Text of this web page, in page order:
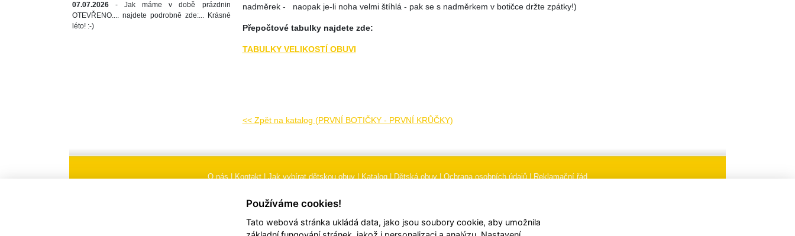
nadměrek - naopak je-li noha velmi štíhlá - pak se s nadměrkem v botičce držte zpátky!)
Přepočtové tabulky najdete zde:
TABULKY VELIKOSTÍ OBUVI
<< Zpět na katalog (PRVNÍ BOTIČKY - PRVNÍ KRŮČKY)
07.07.2026 - Jak máme v době prázdnin
OTEVŘENO.... najdete podrobně zde:... Krásné
léto! :-)
O nás|Kontakt|Jak vybírat dětskou obuv|Katalog|Dětská obuv|Ochrana osobních údajů|Reklamační řád
© 2026TORI, s.r.o.| Všechna práva vyhrazena | Web vytvořilhudym.com
Používáme cookies!
Tato webová stránka ukládá data, jako jsou soubory cookie, aby umožnila